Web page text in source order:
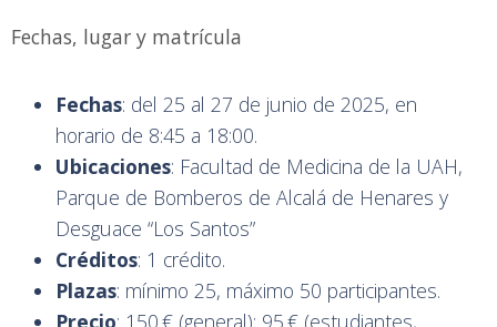
Fechas, lugar y matrícula
Fechas: del 25 al 27 de junio de 2025, en
horario de 8:45 a 18:00.
Ubicaciones: Facultad de Medicina de la UAH,
Parque de Bomberos de Alcalá de Henares y
Desguace “Los Santos”
Créditos: 1 crédito.
Plazas: mínimo 25, máximo 50 participantes.
Precio: 150 € (general); 95 € (estudiantes,